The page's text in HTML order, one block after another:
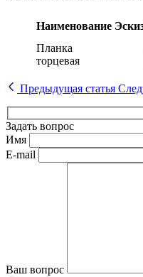
Наименование
Планка
торцевая
Предыдущая статья
Задать вопрос
Имя
E-mail
Ваш вопрос